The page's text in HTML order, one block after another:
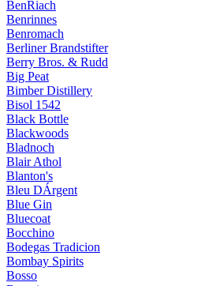
BenRiach
Benrinnes
Benromach
Berliner Brandstifter
Berry Bros. & Rudd
Big Peat
Bimber Distillery
Bisol 1542
Black Bottle
Blackwoods
Bladnoch
Blair Athol
Blanton's
Bleu DÁrgent
Blue Gin
Bluecoat
Bocchino
Bodegas Tradicion
Bombay Spirits
Bosso